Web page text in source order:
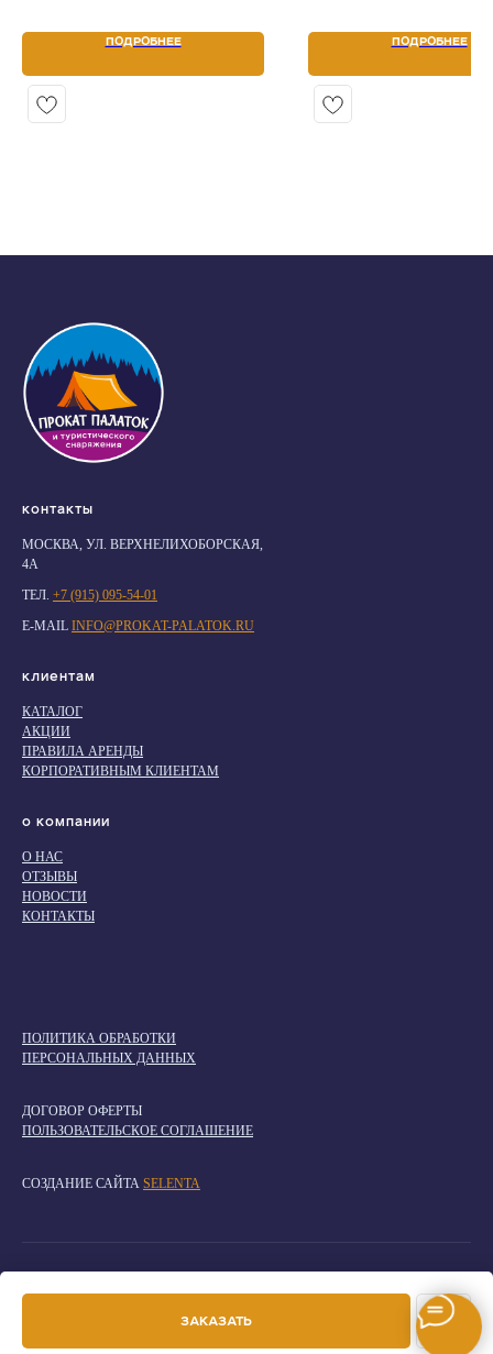
ЗАКАЗАТЬ
ПОДРОБНЕЕ ПОДРОБНЕЕ
Контакты
МОСКВА, УЛ. ВЕРХНЕЛИХОБОРСКАЯ,
4А
ТЕЛ. +7 (915) 095-54-01
E-MAIL INFO@PROKAT-PALATOK.RU
Клиентам
КАТАЛОГ
АКЦИИ
ПРАВИЛА АРЕНДЫ
КОРПОРАТИВНЫМ КЛИЕНТАМ
О компании
О НАС
ОТЗЫВЫ
НОВОСТИ
КОНТАКТЫ
ПОЛИТИКА ОБРАБОТКИ
ПЕРСОНАЛЬНЫХ ДАННЫХ
ДОГОВОР ОФЕРТЫ
ПОЛЬЗОВАТЕЛЬСКОЕ СОГЛАШЕНИЕ
СОЗДАНИЕ САЙТА SELENTA
ИП Николаев Антон Ильич ИНН 773410497265 / ОГРНИП
318774600376852